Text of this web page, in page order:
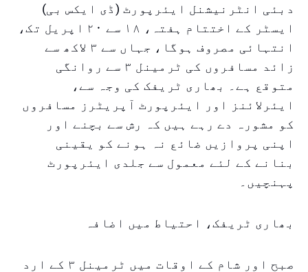
دبئی انٹرنیشنل ایئرپورٹ (ڈی ایکس بی)
ایسٹر کے اختتام ہفتہ، ۱۸ سے ۲۰ اپریل تک،
انتہائی مصروف ہوگا، جہاں سے ۳ لاکھ سے
زائد مسافروں کی ٹرمینل ۳ سے روانگی
متوقع ہے۔ بھاری ٹریفک کی وجہ سے،
ایئرلائنز اور ایئرپورٹ آپریٹرز مسافروں
کو مشورہ دے رہے ہیں کہ رش سے بچنے اور
اپنی پروازیں ضائع نہ ہونے کو یقینی
بنانے کے لئے معمول سے جلدی ایئرپورٹ
پہنچیں۔
بھاری ٹریفک، احتیاط میں اضافہ
صبح اور شام کے اوقات میں ٹرمینل ۳ کے ارد